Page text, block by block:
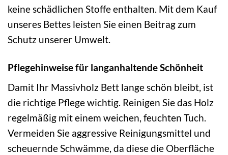
keine schädlichen Stoffe enthalten. Mit dem Kauf
unseres Bettes leisten Sie einen Beitrag zum
Schutz unserer Umwelt.
Pflegehinweise für langanhaltende Schönheit
Damit Ihr Massivholz Bett lange schön bleibt, ist
die richtige Pflege wichtig. Reinigen Sie das Holz
regelmäßig mit einem weichen, feuchten Tuch.
Vermeiden Sie aggressive Reinigungsmittel und
scheuernde Schwämme, da diese die Oberfläche